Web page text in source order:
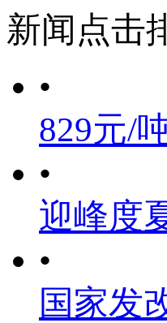
新闻点击
•
829元/
•
迎峰度
•
国家发